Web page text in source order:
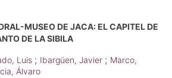
MUSEO DE JACA: EL CAPITEL DE
DE LA SIBILA
Luis ; Ibargüen, Javier ; Marco,
Álvaro